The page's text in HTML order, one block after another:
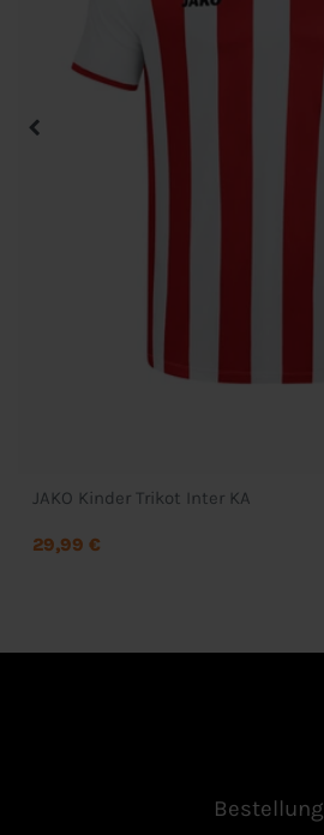
JAKO Kinder Trikot Inter KA
29,99 €
Bestellung